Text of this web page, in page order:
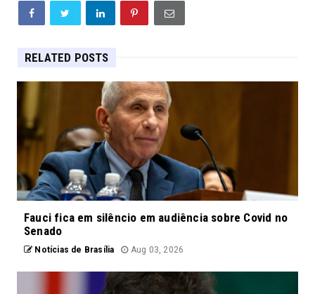
RELATED POSTS
Fauci fica em silêncio em audiência sobre Covid no
Senado
Notícias de Brasília Aug 03, 2026